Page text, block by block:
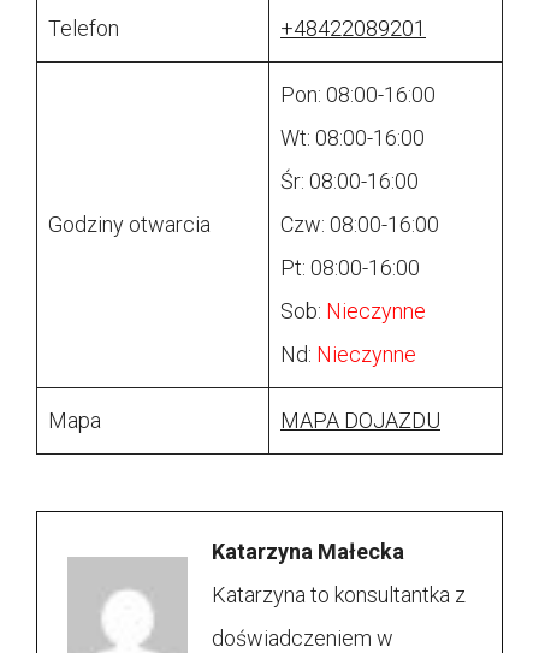
Telefon +48422089201
Godziny otwarcia
Pon: 08:00-16:00
Wt: 08:00-16:00
Śr: 08:00-16:00
Czw: 08:00-16:00
Pt: 08:00-16:00
Sob: Nieczynne
Nd: Nieczynne
Mapa MAPA DOJAZDU
Katarzyna Małecka
Katarzyna to konsultantka z
doświadczeniem w